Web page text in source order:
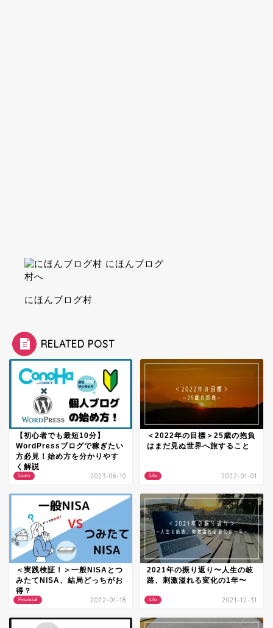
にほんブログ村
RELATED POST
Learn
【初心者でも最短10分】
WordPressブログで稼ぎたい
方必見！始め方を分かりやす
く解説
2023-06-10 Life
＜2022年の目標＞25歳の抱負
はまだ見ぬ世界へ旅すること
2022-01-01
Financial
＜実践検証！＞一般NISAとつ
みたてNISA、結局どっちがお
得？
2022-01-18 Life
2021年の振り返り〜人生の岐
路、刺激溢れる変化の1年〜
2021-12-31